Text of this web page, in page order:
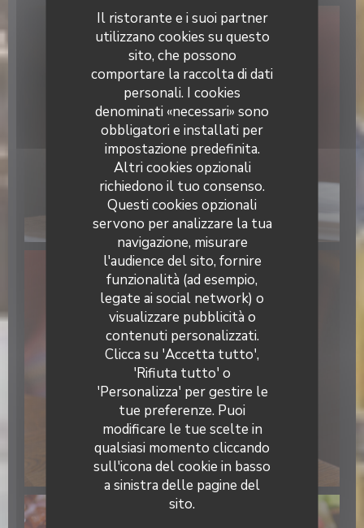
Il ristorante e i suoi partner
utilizzano cookies su questo
sito, che possono
comportare la raccolta di dati
personali. I cookies
denominati «necessari» sono
obbligatori e installati per
impostazione predefinita.
Altri cookies opzionali
richiedono il tuo consenso.
Questi cookies opzionali
servono per analizzare la tua
navigazione, misurare
l'audience del sito, fornire
funzionalità (ad esempio,
legate ai social network) o
visualizzare pubblicità o
contenuti personalizzati.
Clicca su 'Accetta tutto',
'Rifiuta tutto' o
'Personalizza' per gestire le
tue preferenze. Puoi
modificare le tue scelte in
qualsiasi momento cliccando
sull'icona del cookie in basso
a sinistra delle pagine del
sito.
Bistro Aldo